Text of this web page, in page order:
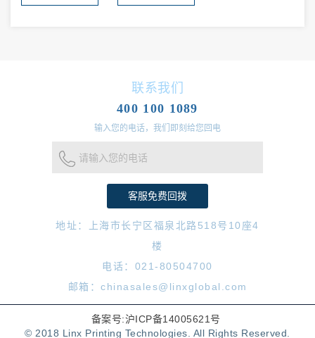
联系我们
400 100 1089
输入您的电话，我们即刻给您回电
请输入您的电话
地址：上海市长宁区福泉北路518号10座4
楼
电话：021-80504700
邮箱：chinasales@linxglobal.com
备案号:沪ICP备14005621号
© 2018 Linx Printing Technologies. All Rights Reserved.